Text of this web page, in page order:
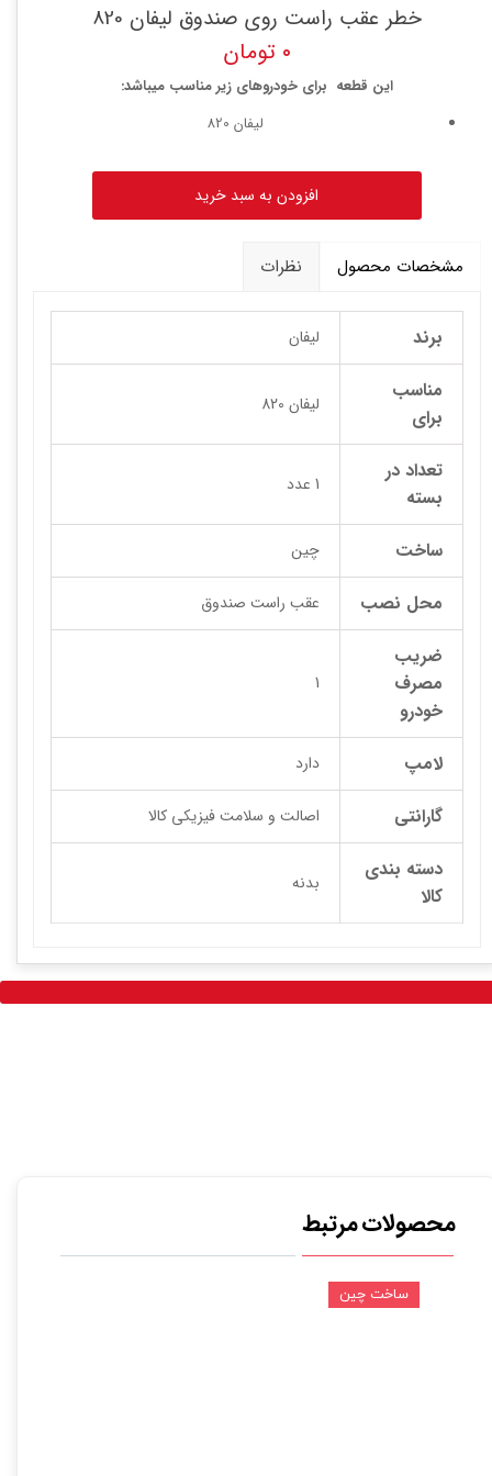
خطر عقب راست روی صندوق لیفان 820
۰ تومان
این قطعه برای خودروهای زیر مناسب میباشد:
لیفان 820
افزودن به سبد خرید
مشخصات محصول نظرات
برند لیفان
مناسب
برای
لیفان 820
تعداد در
بسته
1 عدد
ساخت چین
محل نصب عقب راست صندوق
ضریب
مصرف
خودرو
1
لامپ دارد
گارانتی اصالت و سلامت فیزیکی کالا
دسته بندی
کالا
بدنه
محصولات مرتبط
ساخت چین